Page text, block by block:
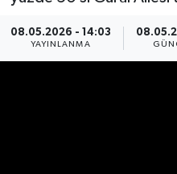
08.05.2026 - 14:03
YAYINLANMA